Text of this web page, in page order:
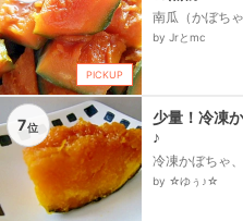
PICKUP
南瓜（かぼち
ん、A、顆粒だ
by Jrとmc
7位
少量！冷凍
♪
冷凍かぼちゃ
by ☆ゆぅ♪☆